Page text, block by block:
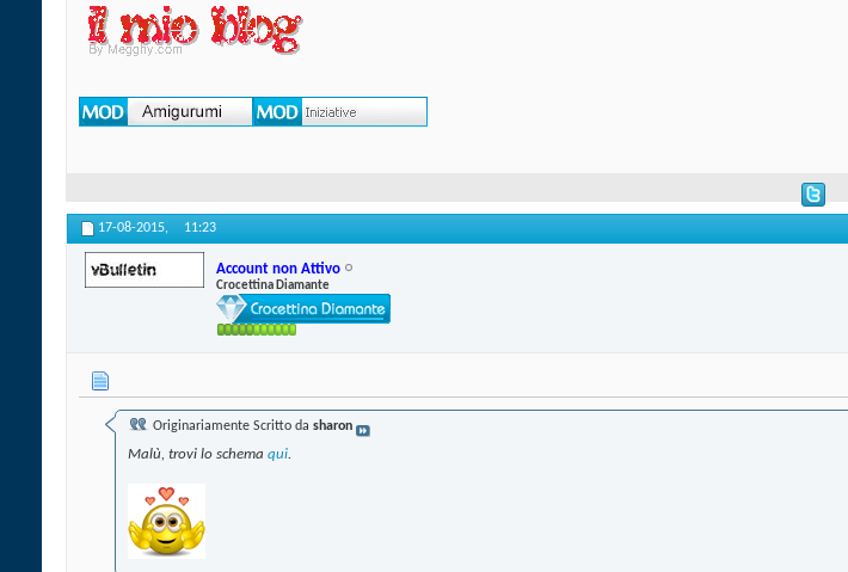
17-08-2015, 11:23
Account non Attivo
Crocettina Diamante
Originariamente Scritto da sharon
Malù, trovi lo schema qui.